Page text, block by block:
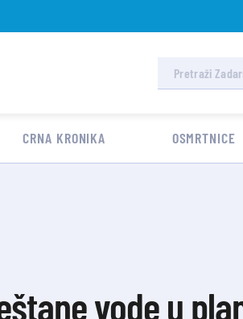
CRNA KRONIKA OSMRTNICE
vode u